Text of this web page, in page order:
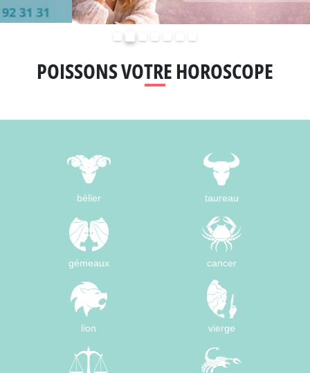
POISSONS VOTRE HOROSCOPE
bélier taureau
gémeaux cancer
lion vierge